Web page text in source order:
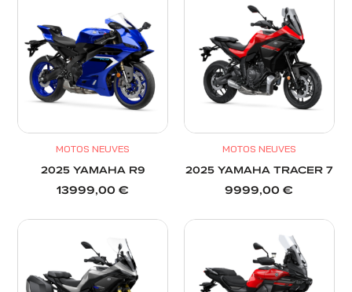
MOTOS NEUVES
2025 YAMAHA R9
13999,00€
MOTOS NEUVES
2025 YAMAHA TRACER 7
9999,00€